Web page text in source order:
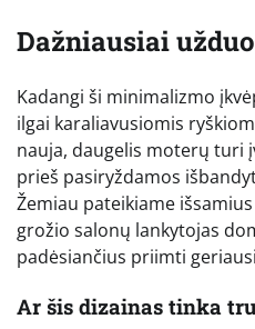
Dažniausiai
Kadangi ši minimalizmo
ilgai karaliavusiomis
nauja, daugelis moterų turi
prieš pasiryždamos
Žemiau pateikiame
grožio salonų lankytojas
padėsiančius priimti
Ar šis dizainas tinka